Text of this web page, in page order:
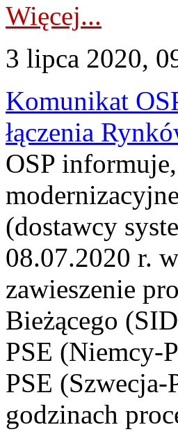
Więcej...
3 lipca 2020,
Komunikat
łączenia
OSP
(dostawcy
08.07.2020 r.
zawieszenie
Bieżącego
PSE (Niemcy-
PSE
godzinach